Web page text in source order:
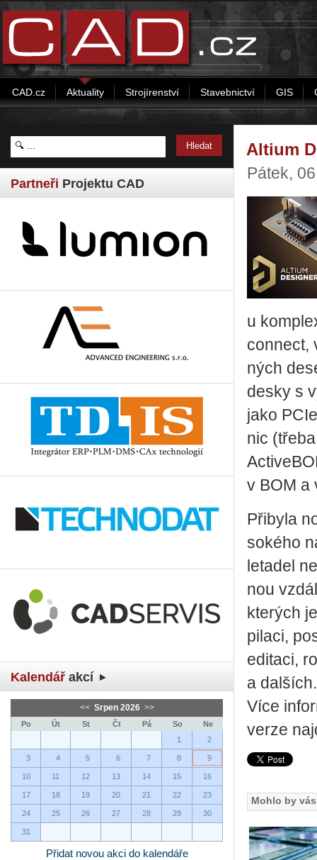
CAD.cz Aktuality Strojírenství Stavebnictví GIS
Partneři Projektu CAD
Kalendář akcí
<< Srpen 2026 >>
Po Út St Čt Pá So
Ne
1
2
3 4 5 6 7 8 9
10 11 12 13 14 15 16
17 18 19 20 21 22 23
24 25 26 27 28 29 30
31
Přidat novou akci do kalendáře
Altium
Pátek,
u
con­nect,
ných
desky s
jako
nic
v BOM a
Při­by­la
so­ké­ho
le­ta­del
nou
kte­rých
pi­la­ci,
edi­ta­ci,
a dal­ších.
Více
verze
Mohlo by